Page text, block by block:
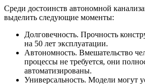
Среди достоинств автономной
выделить следующие моменты:
Долговечность. Прочность
на 50 лет эксплуатации.
Автономность. Вмешательство
процессы не требуется, они
автоматизированы.
Универсальность. Модели могут